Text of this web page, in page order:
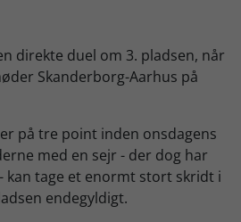
direkte duel om 3. pladsen, når
Skanderborg-Aarhus på
på tre point inden onsdagens
med en sejr - der dog har
kan tage et enormt stort skridt i
endegyldigt.